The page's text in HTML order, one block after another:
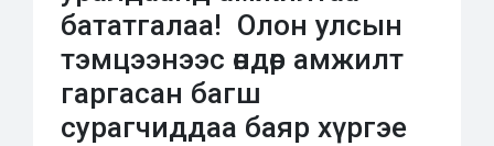
бататгалаа! Олон улсын
тэмцээнээс өндөр амжилт
гаргасан багш
сурагчиддаа баяр хүргэе